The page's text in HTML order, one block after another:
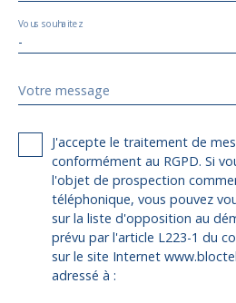
-
Vous souhaitez
Votre message
J'accepte le traitement de
conformément au RGPD. Si
l'objet de prospection
téléphonique, vous pouvez
sur la liste d'opposition au
prévu par l'article L223-1 du
sur le site Internet
adressé à :